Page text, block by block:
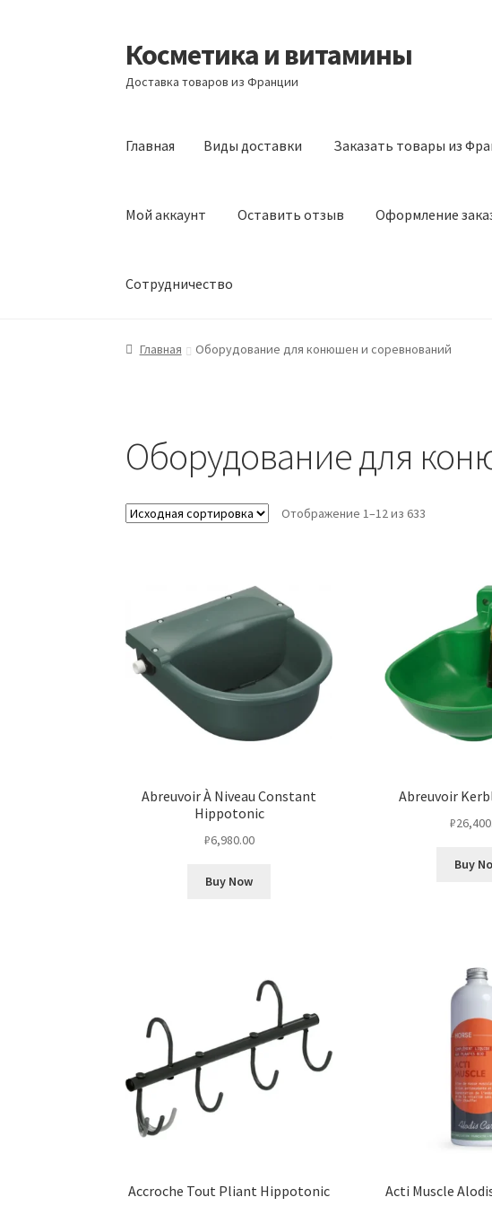
Перейти
к
навигации
Перейти
к
содержимому
Косметика и витамины
Доставка товаров из Франции
Главная Виды доставки Заказать товары из
Мой аккаунт Оставить отзыв Оформление
Сотрудничество
Главная Виды доставки Заказать товары из Франции
Главная Оборудование для конюшен и соревнований
Оборудование для
Отображение 1–12 из 633
Abreuvoir À Niveau Constant
Hippotonic
₽6,980.00
Buy Now
Abreuvoir
₽
Buy
Accroche Tout Pliant Hippotonic Acti Muscle